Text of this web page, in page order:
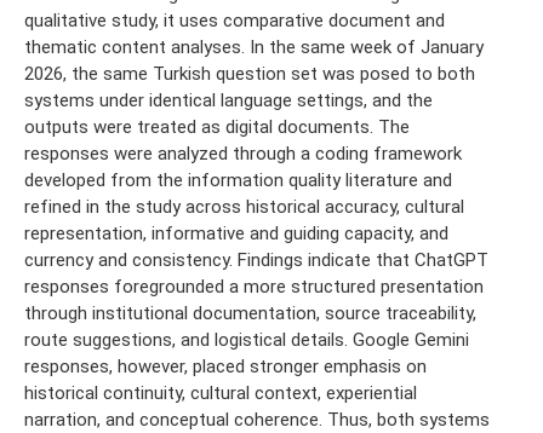
qualitative study, it uses comparative document and
thematic content analyses. In the same week of January
2026, the same Turkish question set was posed to both
systems under identical language settings, and the
outputs were treated as digital documents. The
responses were analyzed through a coding framework
developed from the information quality literature and
refined in the study across historical accuracy, cultural
representation, informative and guiding capacity, and
currency and consistency. Findings indicate that ChatGPT
responses foregrounded a more structured presentation
through institutional documentation, source traceability,
route suggestions, and logistical details. Google Gemini
responses, however, placed stronger emphasis on
historical continuity, cultural context, experiential
narration, and conceptual coherence. Thus, both systems